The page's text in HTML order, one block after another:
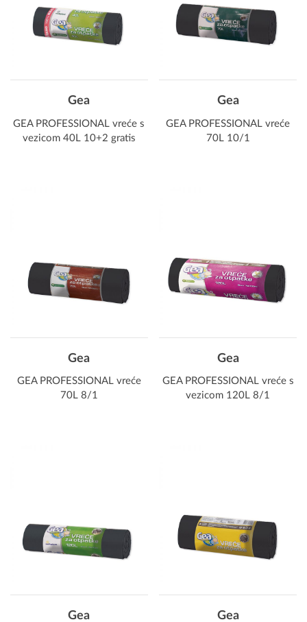
Gea
GEA PROFESSIONAL vreće s
vezicom 40L 10+2 gratis
Gea
GEA PROFESSIONAL vreće
70L 10/1
Gea
GEA PROFESSIONAL vreće
70L 8/1
Gea
GEA PROFESSIONAL vreće s
vezicom 120L 8/1
Gea Gea